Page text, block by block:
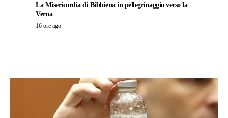
La Misericordia di Bibbiena in pellegrinaggio verso la
Verna
16 ore ago